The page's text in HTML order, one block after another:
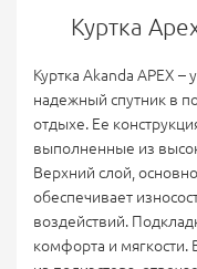
Куртка
Куртка Akanda APEX
надежный спутник в
отдыхе. Ее
выполненные из
Верхний слой,
обеспечивает
воздействий.
комфорта и мягкости.